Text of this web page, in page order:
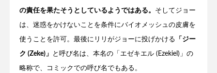
の責任を果たそうとしているようではある。 そしてジョー
は、迷惑をかけないことを条件にバイオメッシュの皮膚を
使うことを許可。最後にリリがジョーに投げかける 「ジー
ク (Zeke)」 と呼び名は、本名の「エゼキエル (Ezekiel)」の
略称で、コミックでの呼び名でもある。